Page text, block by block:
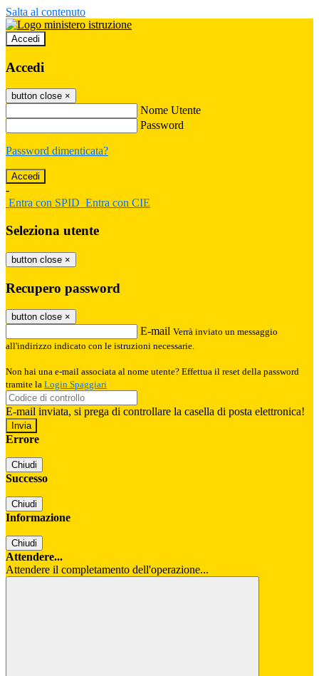
Salta al contenuto
Accedi
Accedi
button close ×
Nome Utente
Password
Password dimenticata?
-
Entra con SPID Entra con CIE
Seleziona utente
button close ×
Recupero password
button close ×
E-mail Verrà inviato un messaggio
all'indirizzo indicato con le istruzioni necessarie.
Non hai una e-mail associata al nome utente? Effettua il reset della password
tramite la Login Spaggiari
E-mail inviata, si prega di controllare la casella di posta elettronica!
Errore
Chiudi
Successo
Chiudi
Informazione
Chiudi
Attendere...
Attendere il completamento dell'operazione...